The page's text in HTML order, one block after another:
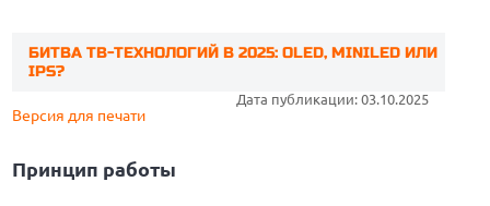
БИТВА ТВ-ТЕХНОЛОГИЙ В 2025: OLED, MINILED ИЛИ
IPS?
Дата публикации: 03.10.2025
Версия для печати
Принцип работы